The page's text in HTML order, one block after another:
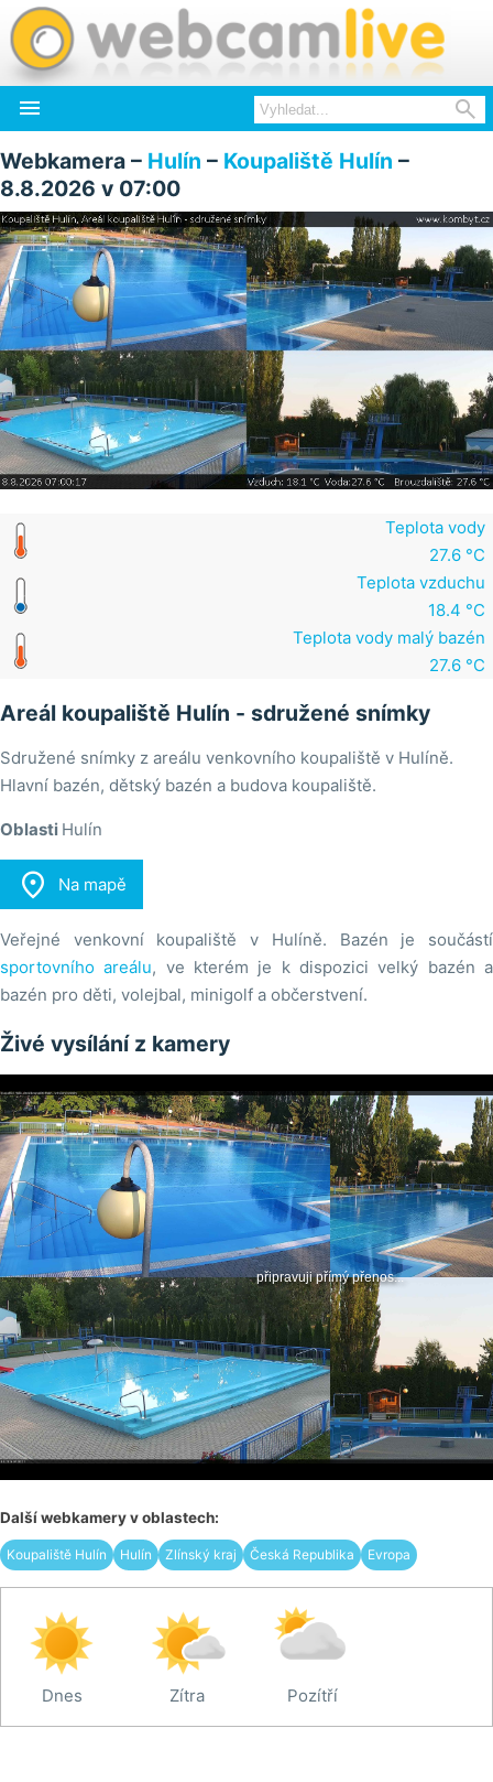
 
Webkamera – Hulín – Koupaliště Hulín –
8.8.2026 v 07:00
Teplota vody
27.6 °C
Teplota vzduchu
18.4 °C
Teplota vody malý bazén
27.6 °C
Areál koupaliště Hulín - sdružené snímky
Sdružené snímky z areálu venkovního koupaliště v Hulíně.
Hlavní bazén, dětský bazén a budova koupaliště.
Oblasti Hulín
 Na mapě
Veřejné venkovní koupaliště v Hulíně. Bazén je součástí
sportovního areálu, ve kterém je k dispozici velký bazén a
bazén pro děti, volejbal, minigolf a občerstvení.
Živé vysílání z kamery
Další webkamery v oblastech:
Koupaliště Hulín Hulín Zlínský kraj Česká Republika Evropa
Dnes Zítra Pozítří